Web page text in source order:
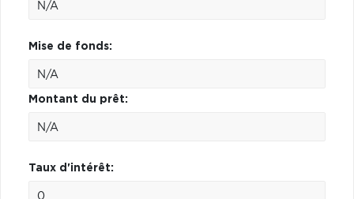
Mise de fonds:
Montant du prêt:
Taux d'intérêt: